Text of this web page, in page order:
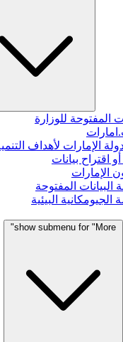
المفتوحة للوزارة
دولة الإمارات لأهداف
اقتراح بيانات
الإمارات
البيانات المفتوحة
الجيومكانية البيئية
show submenu for "More"